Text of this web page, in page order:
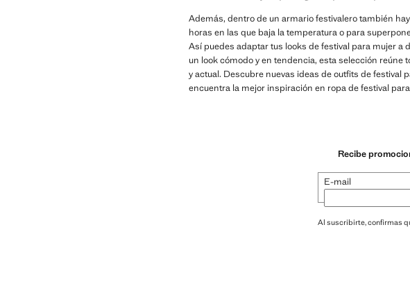
Además, dentro de un armario festivalero también
horas en las que baja la temperatura o para
Así puedes adaptar tus looks de festival para mujer
un look cómodo y en tendencia, esta selección
y actual. Descubre nuevas ideas de outfits de festival
encuentra la mejor inspiración en ropa de festival
Recibe
E-mail
Al suscribirte, confirmas